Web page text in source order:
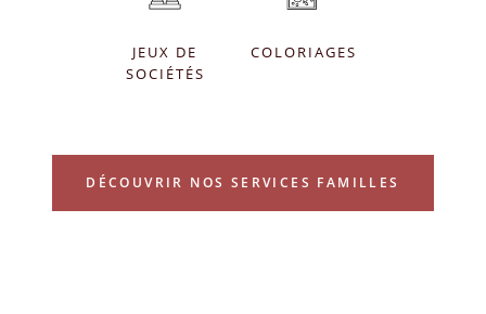
JEUX DE
SOCIÉTÉS
COLORIAGES
DÉCOUVRIR NOS SERVICES FAMILLES